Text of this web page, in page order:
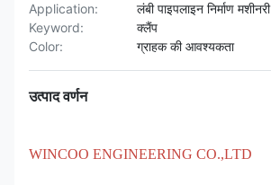
Application:
लंबी पाइपलाइन निर्माण मशीनरी
Keyword:
क्लैंप
Color:
ग्राहक की आवश्यकता
उत्पाद वर्णन
WINCOO ENGINEERING CO.,LTD